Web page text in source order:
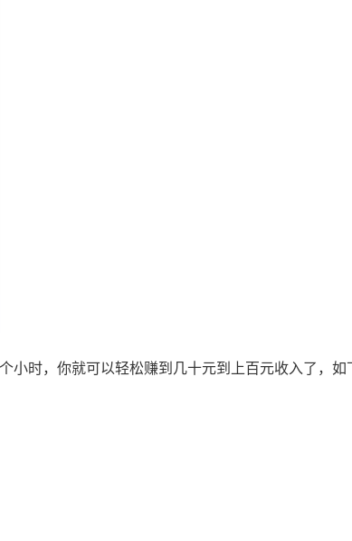
小时，你就可以轻松赚到几十元到上百元收入了，如